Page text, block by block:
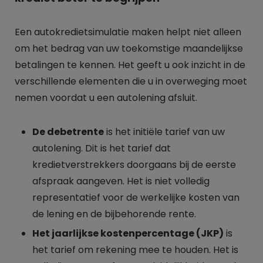
Een autokredietsimulatie maken helpt niet alleen
om het bedrag van uw toekomstige maandelijkse
betalingen te kennen. Het geeft u ook inzicht in de
verschillende elementen die u in overweging moet
nemen voordat u een autolening afsluit.
De debetrenteis het initiële tarief van uw
autolening. Dit is het tarief dat
kredietverstrekkers doorgaans bij de eerste
afspraak aangeven. Het is niet volledig
representatief voor de werkelijke kosten van
de lening en de bijbehorende rente.
Het jaarlijkse kostenpercentage (JKP) is
het tarief om rekening mee te houden. Het is